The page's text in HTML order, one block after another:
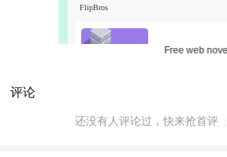
Free web novels for
评论
还没有人评论过，快来抢首评